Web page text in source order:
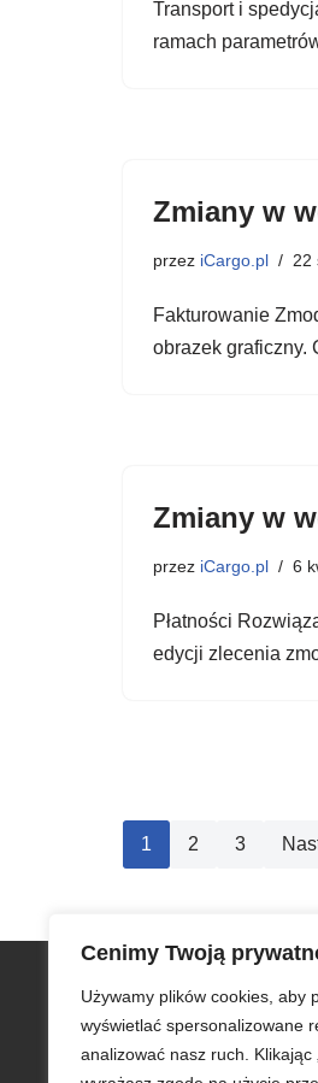
Cenimy Twoją
Używamy plików cookies, aby
wyświetlać spersonalizowane
analizować nasz ruch. Klikając
Transport i
ramach
Zmiany w
przez iCargo.pl 22
Fakturowanie
obrazek graficzny.
Zmiany w
przez iCargo.pl 6
Płatności
edycji zlecenia
1 2 3
Szybkie menu
Zamów iCargo
Testuj bezpłatnie
iCargo dla edukacji